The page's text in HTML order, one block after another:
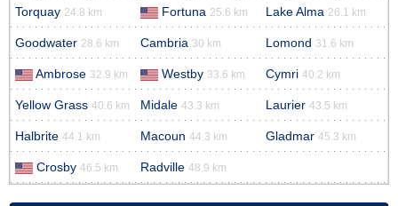
Torquay 24.8 km Fortuna 25.6 km Lake Alma 26.1 km
Goodwater 28.6 km Cambria 30 km Lomond 31.6 km
Ambrose 32.9 km Westby 33.6 km Cymri 40.2 km
Yellow Grass 40.6 km Midale 43.3 km Laurier 43.5 km
Halbrite 44.1 km Macoun 44.3 km Gladmar 45.3 km
Crosby 46.5 km Radville 48.9 km